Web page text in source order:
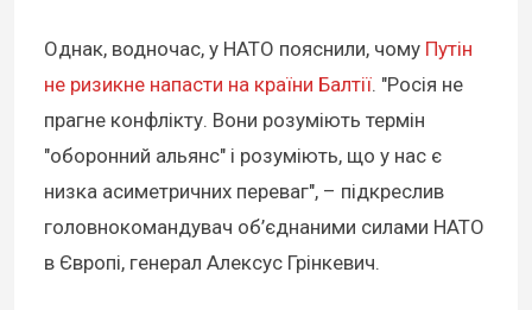
Однак, водночас, у НАТО пояснили, чому Путін
не ризикне напасти на країни Балтії. "Росія не
прагне конфлікту. Вони розуміють термін
"оборонний альянс" і розуміють, що у нас є
низка асиметричних переваг", – підкреслив
головнокомандувач об’єднаними силами НАТО
в Європі, генерал Алексус Грінкевич.